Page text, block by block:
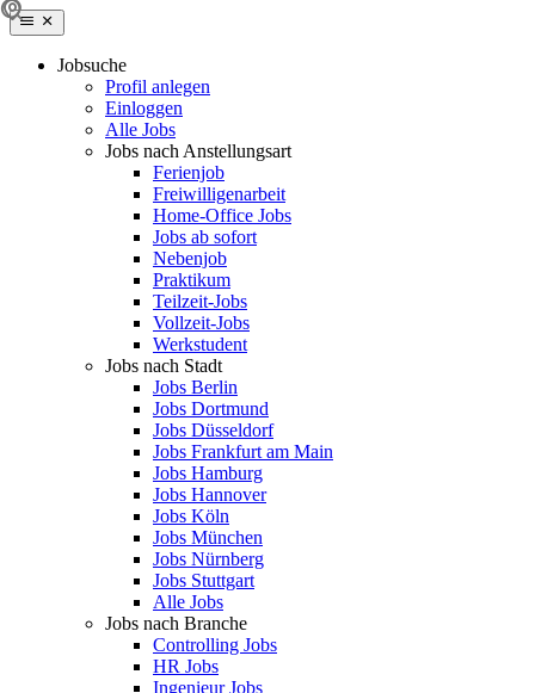
Jobsuche
Profil anlegen
Einloggen
Alle Jobs
Jobs nach Anstellungsart
Ferienjob
Freiwilligenarbeit
Home-Office Jobs
Jobs ab sofort
Nebenjob
Praktikum
Teilzeit-Jobs
Vollzeit-Jobs
Werkstudent
Jobs nach Stadt
Jobs Berlin
Jobs Dortmund
Jobs Düsseldorf
Jobs Frankfurt am Main
Jobs Hamburg
Jobs Hannover
Jobs Köln
Jobs München
Jobs Nürnberg
Jobs Stuttgart
Alle Jobs
Jobs nach Branche
Controlling Jobs
HR Jobs
Ingenieur Jobs